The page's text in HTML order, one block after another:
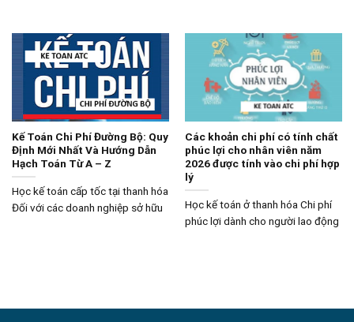
Kế Toán Chi Phí Đường Bộ: Quy
Định Mới Nhất Và Hướng Dẫn
Hạch Toán Từ A – Z
Học kế toán cấp tốc tại thanh hóa
Đối với các doanh nghiệp sở hữu
Các khoản chi phí có tính chất
phúc lợi cho nhân viên năm
2026 được tính vào chi phí hợp
lý
Học kế toán ở thanh hóa Chi phí
phúc lợi dành cho người lao động